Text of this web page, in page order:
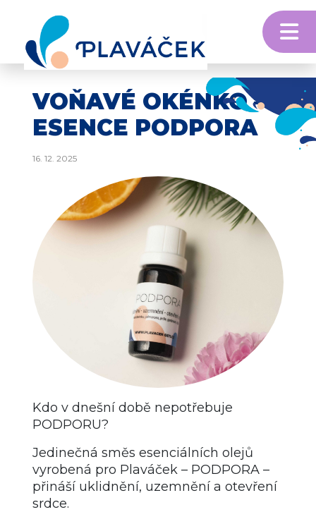
Skip to content
VOŇAVÉ OKÉNKO –
ESENCE PODPORA
16. 12. 2025
Kdo v dnešní době nepotřebuje
PODPORU?
Jedinečná směs esenciálních olejů
vyrobená pro Plaváček – PODPORA –
přináší uklidnění, uzemnění a otevření
srdce.